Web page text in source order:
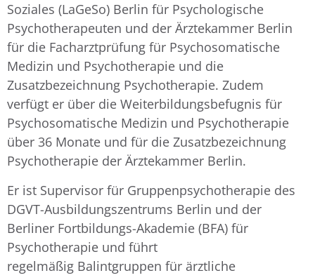
Soziales (LaGeSo) Berlin für Psychologische
Psychotherapeuten und der Ärztekammer Berlin
für die Facharztprüfung für Psychosomatische
Medizin und Psychotherapie und die
Zusatzbezeichnung Psychotherapie. Zudem
verfügt er über die Weiterbildungsbefugnis für
Psychosomatische Medizin und Psychotherapie
über 36 Monate und für die Zusatzbezeichnung
Psychotherapie der Ärztekammer Berlin.
Er ist Supervisor für Gruppenpsychotherapie des
DGVT-Ausbildungszentrums Berlin und der
Berliner Fortbildungs-Akademie (BFA) für
Psychotherapie und führt
regelmäßig Balintgruppen für ärztliche